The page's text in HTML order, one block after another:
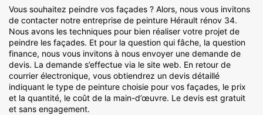
Vous souhaitez peindre vos façades ? Alors, nous vous invitons
de contacter notre entreprise de peinture Hérault rénov 34.
Nous avons les techniques pour bien réaliser votre projet de
peindre les façades. Et pour la question qui fâche, la question
finance, nous vous invitons à nous envoyer une demande de
devis. La demande s’effectue via le site web. En retour de
courrier électronique, vous obtiendrez un devis détaillé
indiquant le type de peinture choisie pour vos façades, le prix
et la quantité, le coût de la main-d’œuvre. Le devis est gratuit
et sans engagement.